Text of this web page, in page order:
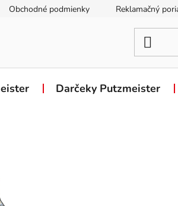
Obchodné podmienky Reklamačný
Darčeky Putzmeister